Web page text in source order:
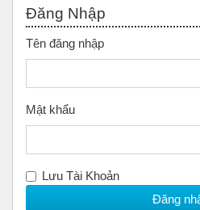
Đăng Nhập
Tên đăng nhập
Mật khẩu
Lưu Tài Khoản